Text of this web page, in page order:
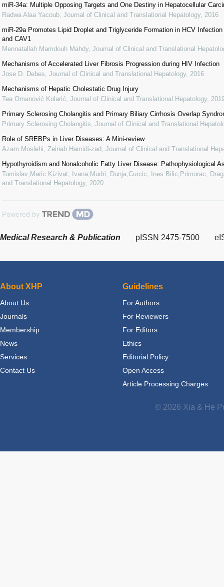
miR-34a: Multiple Opposing Targets and One Destiny in Hepatocellular
Radwa Alaa Yacoub Journal of Clinical and Translational Hepatology, 2016
miR-29a Promotes Lipid Droplet and Triglyceride Formation in HCV
and CAV1
Mennatallah Mamdouh Mahdy, Journal of Clinical and Translational
Mechanisms of Accelerated Liver Fibrosis Progression during HIV Infection
Jose D. Debes Journal of Clinical and Translational Hepatology, 2016
Mechanisms of Hepatic Cholestatic Drug Injury
Tea Omanović Kolarić Journal of Clinical and Translational Hepatology,
Primary Sclerosing Cholangitis and Primary Biliary Cirrhosis Overlap
Primary Sclerosing Cholangitis Journal of Clinical and Translational
Role of SREBPs in Liver Diseases: A Mini-review
Azam Moslehi, Zeinab Hamidi-zad Journal of Clinical and Translational
Hypothyroidism and Nonalcoholic Fatty Liver Disease: Pathophysiological
Tomislav;Maric Kizivat, Ivana;Mudri, Dunja;Curcic, Ines Bilic;Primorac,
and Translational Hepatology, 2020
Powered by
Medical Research & Publication pISSN 2475-7500
About XHP
About Us
Journals
Membership
News
Services
Contact Us
Guidelines
For Authors
For Reviewers
For Editors
Ethics
Editorial Policy
Open Access
Article Processing Charges
© 2026 Xia & He